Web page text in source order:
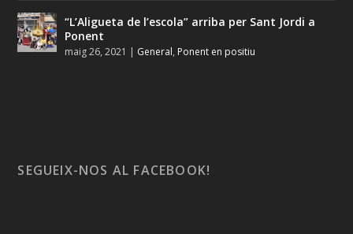
“L’Aligueta de l’escola” arriba per Sant Jordi a
Ponent
maig 26, 2021 | General, Ponent en positiu
SEGUEIX-NOS AL FACEBOOK!